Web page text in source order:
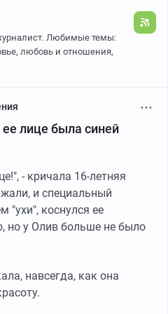
Федора Егоровича
Матвеевны.
решил перевезти
Россию - там теплее,
купеческий,
от Москвы. В 1897
в Калуге дом и перевез
в Калужскую
с отличием окончила в
проявился
- Саша играла в
Розенберг-Мангеймер,
до Манн.
имя Франческа.
к танцам, родители
Прусицкой.
Любимые темы:
любовь и отношения,
лице была синей
- кричала 16-летняя
и специальный
"ухи", коснулся ее
но у Олив больше не было
навсегда, как она